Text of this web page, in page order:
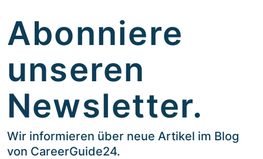
Abonniere
unseren
Newsletter.
Wir informieren über neue Artikel im Blog
von CareerGuide24.